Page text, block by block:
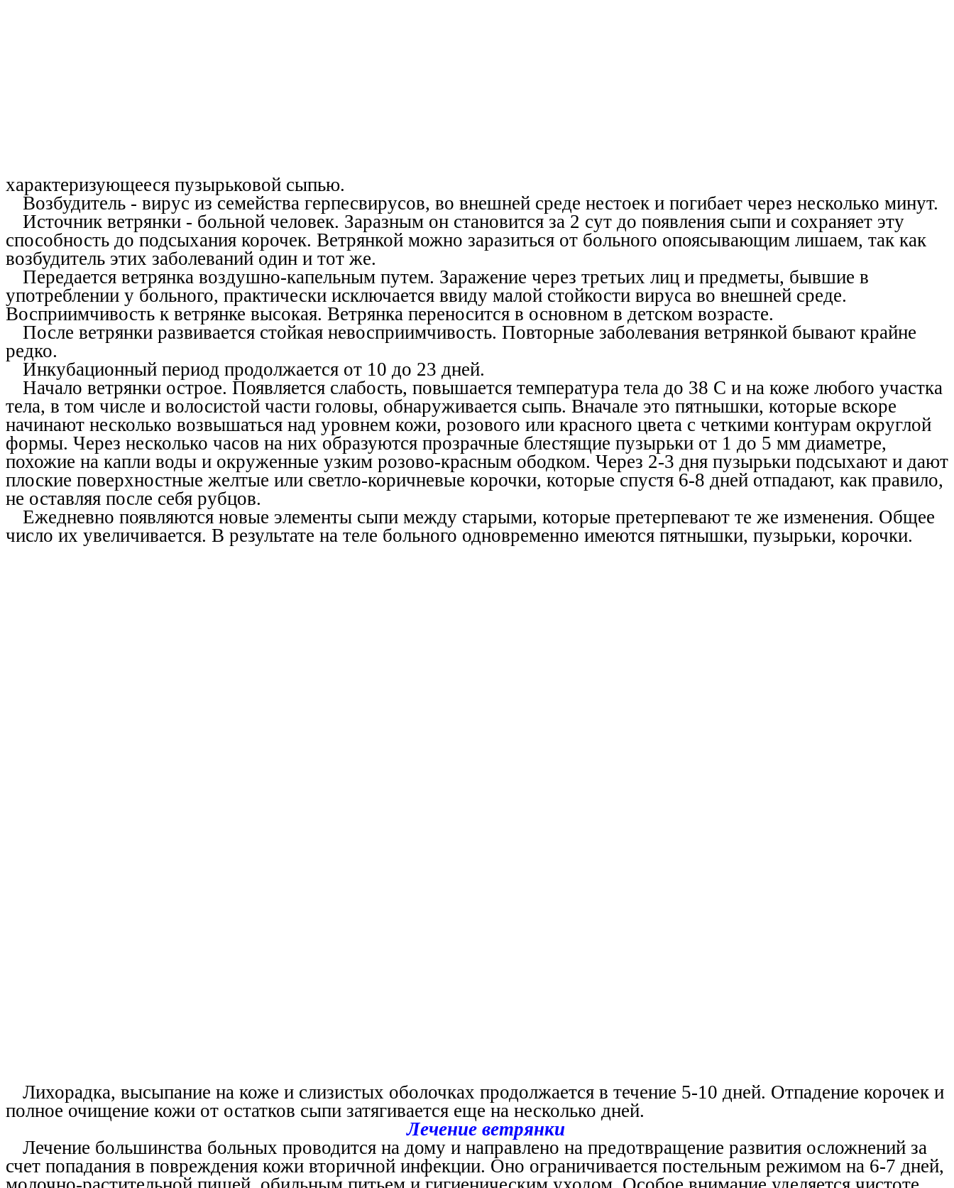
характеризующееся пузырьковой сыпью.
Возбудитель - вирус из семейства герпесвирусов, во внешней среде нестоек и погибает через несколько минут.
Источник ветрянки - больной человек. Заразным он становится за 2 сут до появления сыпи и сохраняет эту
способность до подсыхания корочек. Ветрянкой можно заразиться от больного опоясывающим лишаем, так как
возбудитель этих заболеваний один и тот же.
Передается ветрянка воздушно-капельным путем. Заражение через третьих лиц и предметы, бывшие в
употреблении у больного, практически исключается ввиду малой стойкости вируса во внешней среде.
Восприимчивость к ветрянке высокая. Ветрянка переносится в основном в детском возрасте.
После ветрянки развивается стойкая невосприимчивость. Повторные заболевания ветрянкой бывают крайне
редко.
Инкубационный период продолжается от 10 до 23 дней.
Начало ветрянки острое. Появляется слабость, повышается температура тела до 38 С и на коже любого участка
тела, в том числе и волосистой части головы, обнаруживается сыпь. Вначале это пятнышки, которые вскоре
начинают несколько возвышаться над уровнем кожи, розового или красного цвета с четкими контурам округлой
формы. Через несколько часов на них образуются прозрачные блестящие пузырьки от 1 до 5 мм диаметре,
похожие на капли воды и окруженные узким розово-красным ободком. Через 2-3 дня пузырьки подсыхают и дают
плоские поверхностные желтые или светло-коричневые корочки, которые спустя 6-8 дней отпадают, как правило,
не оставляя после себя рубцов.
Ежедневно появляются новые элементы сыпи между старыми, которые претерпевают те же изменения. Общее
число их увеличивается. В результате на теле больного одновременно имеются пятнышки, пузырьки, корочки.
Лихорадка, высыпание на коже и слизистых оболочках продолжается в течение 5-10 дней. Отпадение корочек и
полное очищение кожи от остатков сыпи затягивается еще на несколько дней.
Лечение ветрянки
Лечение большинства больных проводится на дому и направлено на предотвращение развития осложнений за
счет попадания в повреждения кожи вторичной инфекции. Оно ограничивается постельным режимом на 6-7 дней,